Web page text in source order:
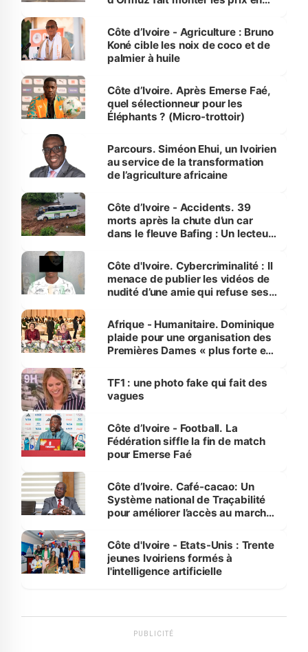
Côte d’Ivoire - Agriculture : Bruno
Koné cible les noix de coco et de
palmier à huile
Côte d’Ivoire. Après Emerse Faé,
quel sélectionneur pour les
Éléphants ? (Micro-trottoir)
Parcours. Siméon Ehui, un Ivoirien
au service de la transformation
de l’agriculture africaine
Côte d’Ivoire - Accidents. 39
morts après la chute d’un car
dans le fleuve Bafing : Un lecteur
des Transports
Côte d'Ivoire. Cybercriminalité : Il
menace de publier les vidéos de
nudité d’une amie qui refuse ses
Afrique - Humanitaire. Dominique
plaide pour une organisation des
Premières Dames « plus forte et
sur la scène internationale »
TF1 : une photo fake qui fait des
vagues
Côte d’Ivoire - Football. La
Fédération siffle la fin de match
pour Emerse Faé
Côte d’Ivoire. Café-cacao: Un
Système national de Traçabilité
pour améliorer l’accès au marché
Côte d'Ivoire - Etats-Unis : Trente
jeunes Ivoiriens formés à
l'intelligence artificielle
PUBLICITÉ